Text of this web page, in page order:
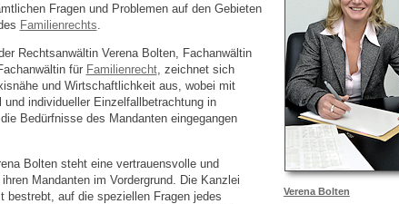
Fragen und Problemen auf den Gebieten
Familienrechts
Rechtsanwältin Verena Bolten, Fachanwältin
für Familienrecht, zeichnet sich
und Wirtschaftlichkeit aus, wobei mit
und individueller Einzelfallbetrachtung in
Bedürfnisse des Mandanten eingegangen
Bolten steht eine vertrauensvolle und
Mandanten im Vordergrund. Die Kanzlei
bestrebt, auf die speziellen Fragen jedes
Verena Bolten